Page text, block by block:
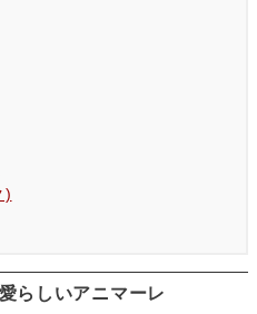
)
らしいアニマーレ